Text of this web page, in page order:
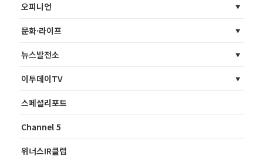
오피니언
문화·라이프
뉴스발전소
이투데이TV
스페셜리포트
Channel 5
위너스IR클럽